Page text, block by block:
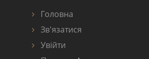
Головна
Зв'язатися
Увійти